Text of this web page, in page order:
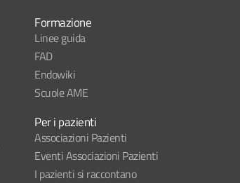
Formazione
Linee guida
FAD
Endowiki
Scuole AME
Per i pazienti
Associazioni Pazienti
Eventi Associazioni Pazienti
I pazienti si raccontano